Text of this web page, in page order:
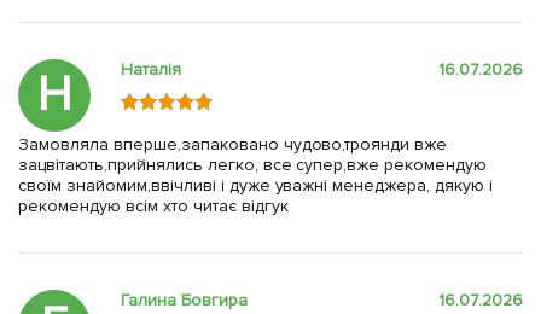
Н Наталія 16.07.2026
Замовляла вперше,запаковано чудово,троянди вже
зацвітають,прийнялись легко, все супер,вже рекомендую
своїм знайомим,ввічливі і дуже уважні менеджера, дякую і
рекомендую всім хто читає відгук
Галина Бовгира 16.07.2026